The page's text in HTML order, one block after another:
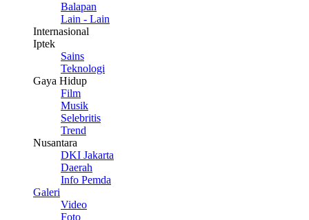
Balapan
Lain - Lain
Internasional
Iptek
Sains
Teknologi
Gaya Hidup
Film
Musik
Selebritis
Trend
Nusantara
DKI Jakarta
Daerah
Info Pemda
Galeri
Video
Foto